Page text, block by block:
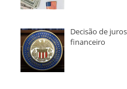
Decisão de
financeiro